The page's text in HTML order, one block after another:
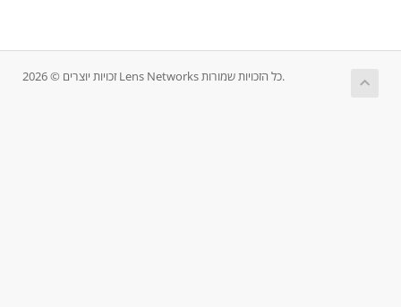
זכויות יוצרים © 2026 Lens Networks כל הזכויות שמורות.